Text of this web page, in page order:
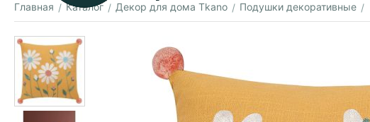
Главная / Каталог / Декор для дома Tkano / Подушки декоративные /